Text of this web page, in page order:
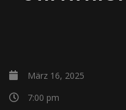
März 16, 2025
7:00 pm